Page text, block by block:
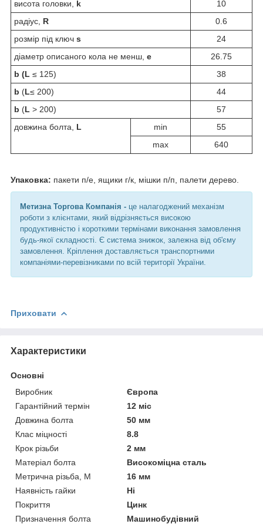
висота головки, k
10
радіус, R
0.6
розмір під ключ s
24
діаметр описаного кола не менш, e
26.75
b (L ≤ 125)
38
b (L≤ 200)
44
b (L > 200)
57
довжина болта,
L min
55
max
640
Упаковка: пакети п/е, ящики г/к, мішки п/п, палети дерево.
Метизна Торгова Компанія - це налагоджений механізм
роботи з клієнтами, який відрізняється високою
продуктивністю і короткими термінами виконання замовлення
будь-якої складності. Є система знижок, залежна від об'єму
замовлення. Кріплення доставляється транспортними
компаніями-перевізниками по всій території України.
Приховати
Характеристики
Основні
Виробник
Європа
Гарантійний термін
12 міс
Довжина болта
50 мм
Клас міцності
8.8
Крок різьби
2 мм
Матеріал болта
Високоміцна сталь
Метрична різьба, М
16 мм
Наявність гайки
Ні
Покриття
Цинк
Призначення болта
Машинобудівний